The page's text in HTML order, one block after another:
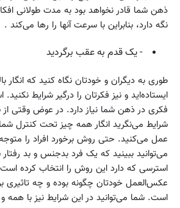
ذهن شما قادر نخواهد بود به مدت طولانی
نگه دارد، بنابراین با سرعت آنها را رها می‌کند .
- یک قدم به عقب برگردید
طوری به دیگران و خودتان نگاه کنید که انگار
ایستاده‌اید و نیز فکرتان را درگیر شرایط
فکری در ذهن شما نیاز دارد. در عوض وقتی از
شرایط می‌نگرید انگار همه چیز تحت کنترل
عمل می‌کنید. حتی روش برخورد افراد را
می‌توانید ببینید که یک فرد بدجنس و بد
استرسی که دارد این روش را انتخاب کرده
عکس‌العمل خودتان چگونه بوده و چه تاثیری
است. شما می‌توانید در این شرایط نیز با همه